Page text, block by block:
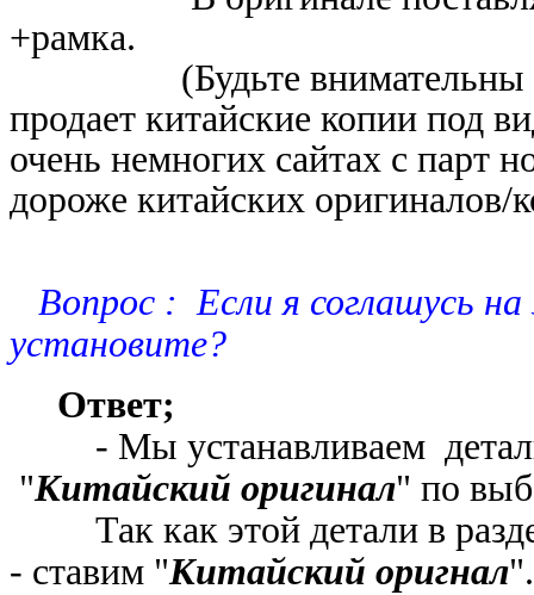
+рамка.
(Будьте внимательны
продает китайские копии под
очень немногих сайтах с парт
дороже китайских оригиналов/
Вопрос : Если я соглашусь на
установите?
Ответ;
- Мы устанавливаем
"Китайский оригинал" по
Так как этой детали в
- ставим "Китайский оригнал".